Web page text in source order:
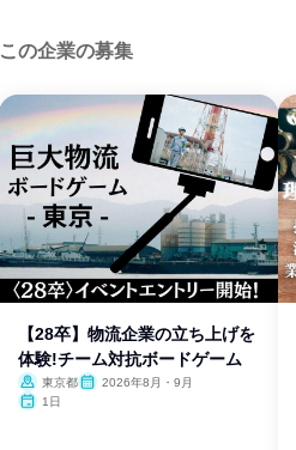
この企業の募集
【28卒】物流企業の立ち上げを
体験!チーム対抗ボードゲーム
東京都
2026年8月・9月
1日